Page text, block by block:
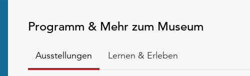
Programm & Mehr zum Museum
Ausstellungen Lernen & Erleben